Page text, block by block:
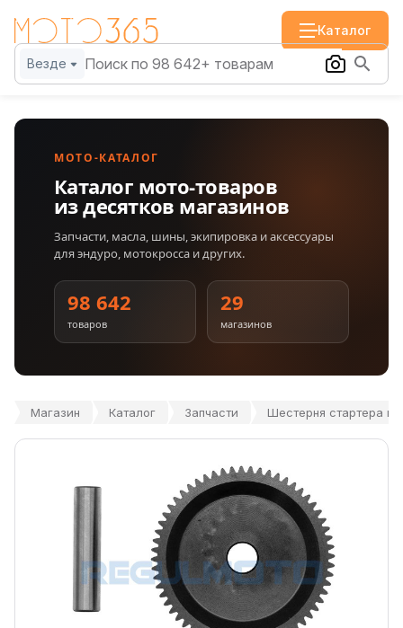
Каталог
Везде
МОТО-КАТАЛОГ
Каталог мото-товаров
из десятков магазинов
Запчасти, масла, шины, экипировка и аксессуары
для эндуро, мотокросса и других.
98 642
товаров
29
магазинов
Магазин Каталог Запчасти Шестерня стартера